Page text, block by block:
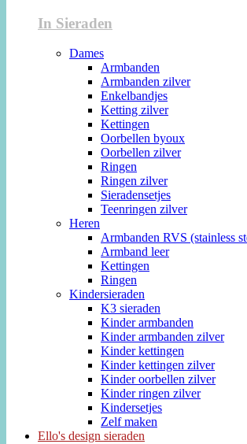
In Sieraden
Dames
Armbanden
Armbanden zilver
Enkelbandjes
Ketting zilver
Kettingen
Oorbellen byoux
Oorbellen zilver
Ringen
Ringen zilver
Sieradensetjes
Teenringen zilver
Heren
Armbanden RVS (stainless
Armband leer
Kettingen
Ringen
Kindersieraden
K3 sieraden
Kinder armbanden
Kinder armbanden zilver
Kinder kettingen
Kinder kettingen zilver
Kinder oorbellen zilver
Kinder ringen zilver
Kindersetjes
Zelf maken
Ello's design sieraden